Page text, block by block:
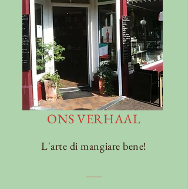
ONS VERHAAL
L'arte di mangiare bene!